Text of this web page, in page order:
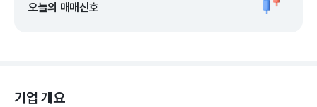
오늘의 매매신호
기업 개요